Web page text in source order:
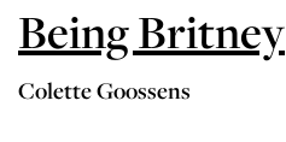
Being Britney
Colette Goossens